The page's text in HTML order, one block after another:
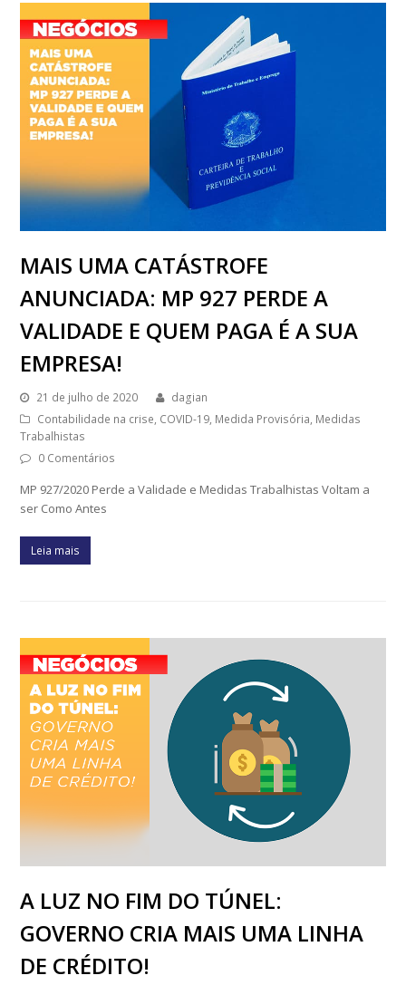
MAIS UMA CATÁSTROFE
ANUNCIADA: MP 927 PERDE A
VALIDADE E QUEM PAGA É A SUA
EMPRESA!
21 de julho de 2020
dagian
Contabilidade na crise, COVID-19, Medida Provisória, Medidas
Trabalhistas
0 Comentários
MP 927/2020 Perde a Validade e Medidas Trabalhistas Voltam a
ser Como Antes
Leia mais
A LUZ NO FIM DO TÚNEL:
GOVERNO CRIA MAIS UMA LINHA
DE CRÉDITO!